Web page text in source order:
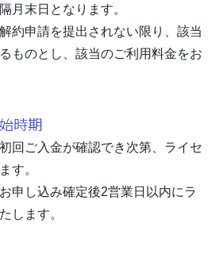
月末日となります。
約申請を提出されない限り、該当
ものとし、該当のご利用料金をお
時期
回ご入金が確認でき次第、ライセ
す。
申し込み確定後2営業日以内にラ
します。